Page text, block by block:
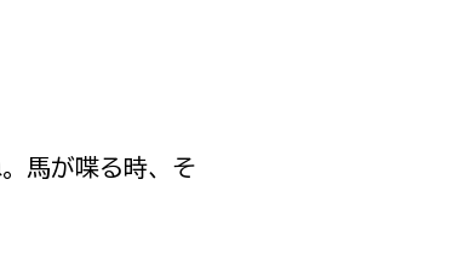
馬が喋る時、そ